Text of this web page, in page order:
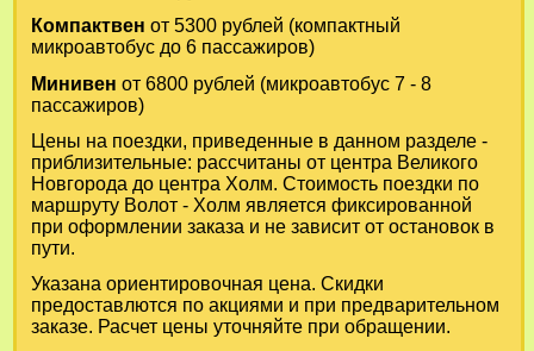
Компактвен от 5300 рублей (компактный
микроавтобус до 6 пассажиров)
Минивен от 6800 рублей (микроавтобус 7 - 8
пассажиров)
Цены на поездки, приведенные в данном разделе -
приблизительные: рассчитаны от центра Великого
Новгорода до центра Холм. Стоимость поездки по
маршруту Волот - Холм является фиксированной
при оформлении заказа и не зависит от остановок в
пути.
Указана ориентировочная цена. Скидки
предоставлются по акциями и при предварительном
заказе. Расчет цены уточняйте при обращении.